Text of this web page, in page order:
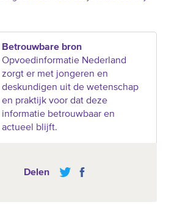
Betrouwbare bron
Opvoedinformatie Nederland
zorgt er met jongeren en
deskundigen uit de wetenschap
en praktijk voor dat deze
informatie betrouwbaar en
actueel blijft.
Delen